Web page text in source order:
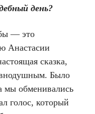
день?
— это
Анастасии
сказка,
Было
мы обменивались
голос, который